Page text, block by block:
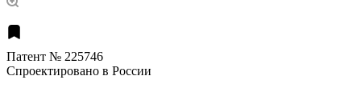
Патент № 225746
Спроектировано в России